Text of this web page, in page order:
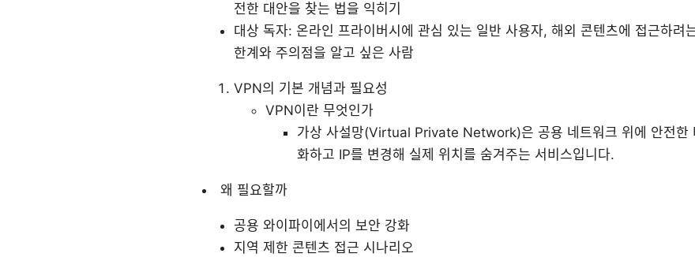
전한 대안을 찾는 법을 익히기
대상 독자: 온라인 프라이버시에 관심 있는 일반 사용자, 해외 콘텐츠에 접근하려
한계와 주의점을 알고 싶은 사람
VPN의 기본 개념과 필요성
VPN이란 무엇인가
가상 사설망(Virtual Private Network)은 공용 네트워크 위에 안전한
화하고 IP를 변경해 실제 위치를 숨겨주는 서비스입니다.
왜 필요할까
공용 와이파이에서의 보안 강화
지역 제한 콘텐츠 접근 시나리오